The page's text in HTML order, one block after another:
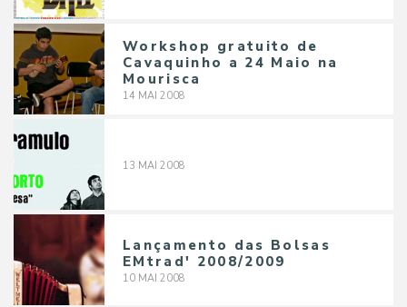
Workshop gratuito de
Cavaquinho a 24 Maio na
Mourisca
14 MAI 2008
13 MAI 2008
Lançamento das Bolsas
EMtrad' 2008/2009
10 MAI 2008